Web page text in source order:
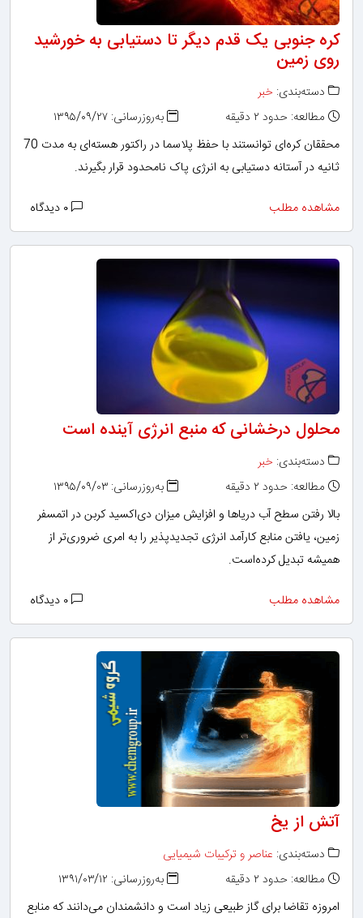
کره جنوبی یک قدم دیگر تا دستیابی به خورشید
روی زمین
دسته‌بندی: خبر
مطالعه: حدود ۲ دقیقه
به‌روزرسانی: ۱۳۹۵/۰۹/۲۷
محققان کره‌ای توانستند با حفظ پلاسما در راکتور هسته‌ای به مدت 70
ثانیه در آستانه دستیابی به انرژی پاک نامحدود قرار بگیرند.
مشاهده مطلب
محلول درخشانی که منبع انرژی آینده‌ است
دسته‌بندی: خبر
مطالعه: حدود ۲ دقیقه
به‌روزرسانی: ۱۳۹۵/۰۹/۰۳
بالا رفتن سطح آب دریاها و افزایش میزان دی‌اکسید کربن در اتمسفر
زمین، یافتن منابع کارآمد انرژی تجدید‌پذیر را به امری ضروری‌تر از
همیشه تبدیل کرده‌است.
مشاهده مطلب
آتش از یخ
دسته‌بندی: عناصر و ترکیبات شیمیایی
مطالعه: حدود ۲ دقیقه
به‌روزرسانی: ۱۳۹۱/۰۳/۱۲
امروزه تقاضا برای گاز طبیعی زیاد است و دانشمندان می‌دانند که منابع